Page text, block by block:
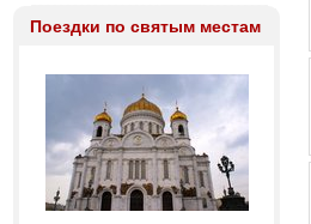
Поездки по святым местам